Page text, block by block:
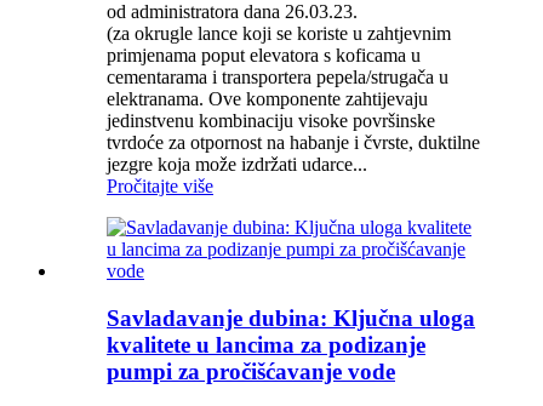
od administratora dana 26.03.23.
(za okrugle lance koji se koriste u zahtjevnim
primjenama poput elevatora s koficama u
cementarama i transportera pepela/strugača u
elektranama. Ove komponente zahtijevaju
jedinstvenu kombinaciju visoke površinske
tvrdoće za otpornost na habanje i čvrste, duktilne
jezgre koja može izdržati udarce...
Pročitajte više
Savladavanje dubina: Ključna uloga
kvalitete u lancima za podizanje
pumpi za pročišćavanje vode